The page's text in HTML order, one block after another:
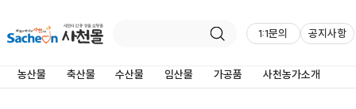
1:1문의 공지사항
농산물 축산물 수산물 임산물 가공품 사천농가소개
제품상세정보